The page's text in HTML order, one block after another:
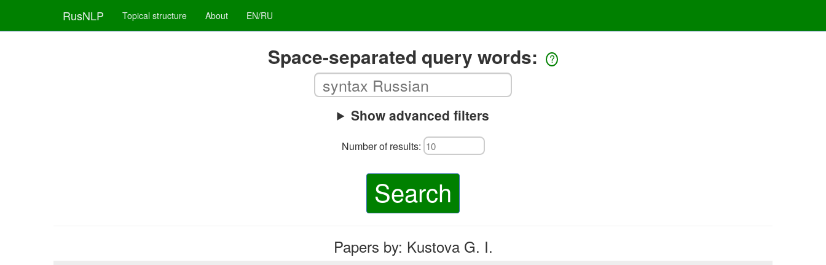
RusNLP Topical structure About EN/RU
Space-separated query words: ?
Show advanced filters
Number of results:
Search
Papers by: Kustova G. I.